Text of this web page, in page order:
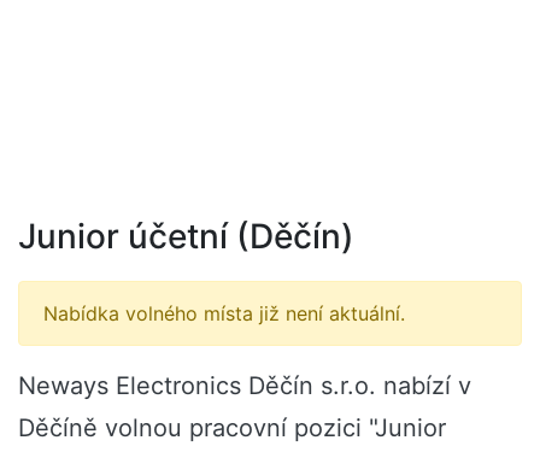
Junior účetní (Děčín)
Nabídka volného místa již není aktuální.
Neways Electronics Děčín s.r.o. nabízí v
Děčíně volnou pracovní pozici "Junior